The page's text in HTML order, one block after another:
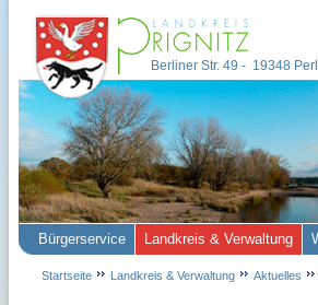
Berliner Str. 49 - 19348
Bürgerservice Landkreis & Verwaltung
Startseite Landkreis & Verwaltung Aktuelles